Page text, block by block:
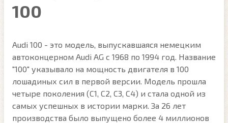
100
Audi 100 - это модель, выпускавшаяся немецким
автоконцерном Audi AG с 1968 по 1994 год. Название
"100" указывало на мощность двигателя в 100
лошадиных сил в первой версии. Модель прошла
четыре поколения (C1, C2, C3, C4) и стала одной из
самых успешных в истории марки. За 26 лет
производства было выпущено более 4 миллионов